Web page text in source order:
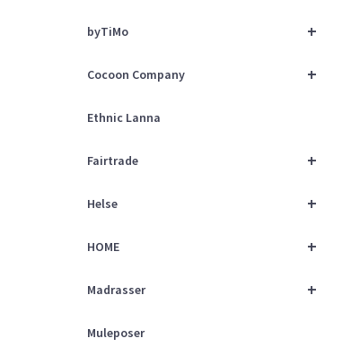
+
byTiMo
+
Cocoon Company
Ethnic Lanna
+
Fairtrade
+
Helse
+
HOME
+
Madrasser
Muleposer